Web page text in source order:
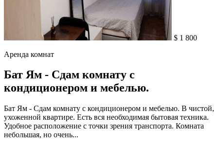
$ 1 800
Аренда комнат
Бат Ям - Сдам комнату с
кондиционером и мебелью.
Бат Ям - Сдам комнату с кондиционером и мебелью. В чистой,
ухоженной квартире. Eсть вся необходимая бытовая техника.
Удобное расположение с точки зрения транспорта. Комната
небольшая, но очень...